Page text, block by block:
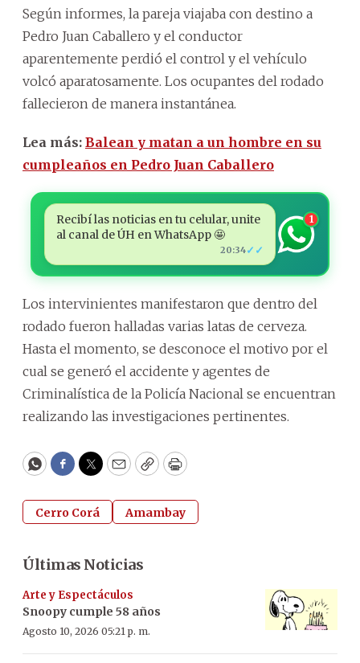
Según informes, la pareja viajaba con destino a
Pedro Juan Caballero y el conductor
aparentemente perdió el control y el vehículo
volcó aparatosamente. Los ocupantes del rodado
fallecieron de manera instantánea.
Lea más: Balean y matan a un hombre en su
cumpleaños en Pedro Juan Caballero
Recibí las noticias en tu celular, unite
al canal de ÚH en WhatsApp 🤩
20:34✓✓
1
Los intervinientes manifestaron que dentro del
rodado fueron halladas varias latas de cerveza.
Hasta el momento, se desconoce el motivo por el
cual se generó el accidente y agentes de
Criminalística de la Policía Nacional se encuentran
realizando las investigaciones pertinentes.
WhatsApp
Facebook
Twitter
EmailCopyPrint
Cerro Corá Amambay
Últimas Noticias
Arte y Espectáculos
Snoopy cumple 58 años
Agosto 10, 2026 05:21 p. m.